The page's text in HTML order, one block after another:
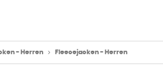
- Herren Fleecejacken - Herren